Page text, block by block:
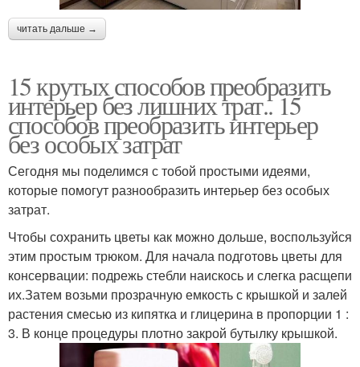
читать дальше →
15 крутых способов преобразить
интерьер без лишних трат.. 15
способов преобразить интерьер
без особых затрат
Сегодня мы поделимся с тобой простыми идеями,
которые помогут разнообразить интерьер без особых
затрат.
Чтобы сохранить цветы как можно дольше, воспользуйся
этим простым трюком. Для начала подготовь цветы для
консервации: подрежь стебли наискось и слегка расщепи
их.Затем возьми прозрачную емкость с крышкой и залей
растения смесью из кипятка и глицерина в пропорции 1 :
3. В конце процедуры плотно закрой бутылку крышкой.